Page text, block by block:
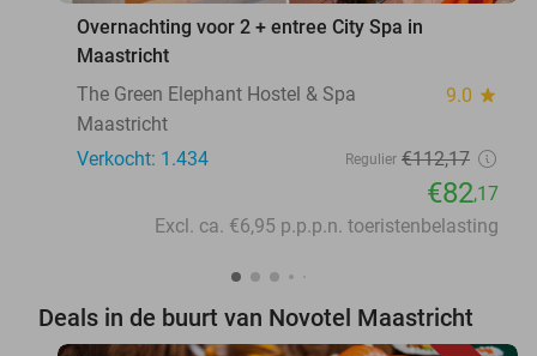
Overnachting voor 2 + entree City Spa in
Maastricht
The Green Elephant Hostel & Spa
9.0 star
Maastricht
Verkocht: 1.434
Regulier €112,17
€82,17
Excl. ca. €6,95 p.p.p.n. toeristenbelasting
Deals in de buurt van Novotel Maastricht